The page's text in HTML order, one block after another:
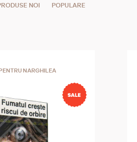
NOI POPULARE
NARGHILEA